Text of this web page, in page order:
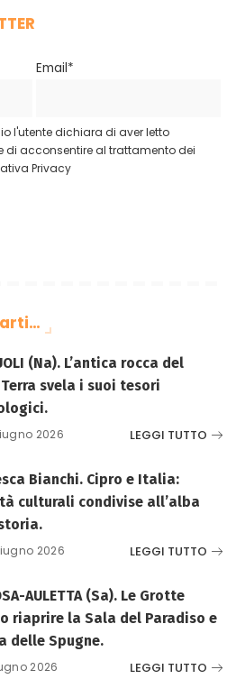
Email*
l'utente dichiara di aver letto
di acconsentire al trattamento dei
Privacy
(Na). L’antica rocca del
svela i suoi tesori
2026 LEGGI TUTTO
Bianchi. Cipro e Italia:
culturali condivise all’alba
2026 LEGGI TUTTO
AULETTA (Sa). Le Grotte
riaprire la Sala del Paradiso e
delle Spugne.
2026 LEGGI TUTTO